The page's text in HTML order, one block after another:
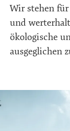
Wir stehen
und
ökologische
ausgeglichen